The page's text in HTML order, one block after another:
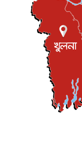
জাতীয়
জুলাই
জাতীয়
জনগণ
মাহম...
জাতীয়
হরমুজ